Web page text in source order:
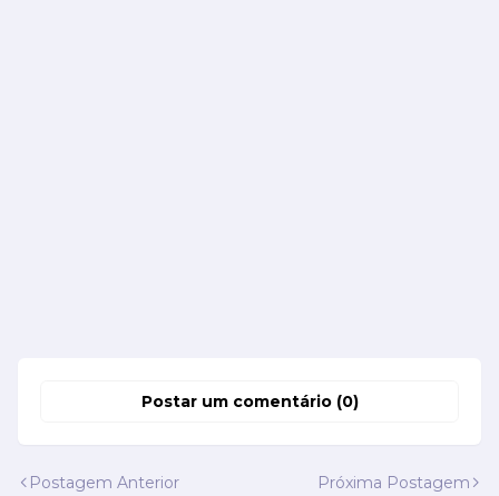
Postar um comentário (0)
Postagem Anterior Próxima Postagem